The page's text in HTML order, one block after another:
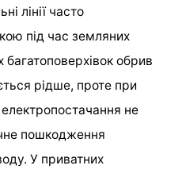
лінії часто
під час земляних
багатоповерхівок обрив
рідше, проте при
не
пошкодження
У приватних